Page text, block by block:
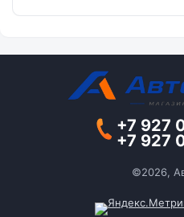
+7 927
+7 927
©2026,